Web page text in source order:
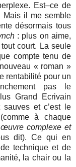
Est–ce de
Mais il me semble
désormais tous
: plus on aime,
court. La seule
compte tenu de
« roman »
rentabilité pour un
pas le
Grand Ecrivain
et c’est le
à chaque
œuvre complexe et
dit). Ce qui en
technique et de
la chair ou la